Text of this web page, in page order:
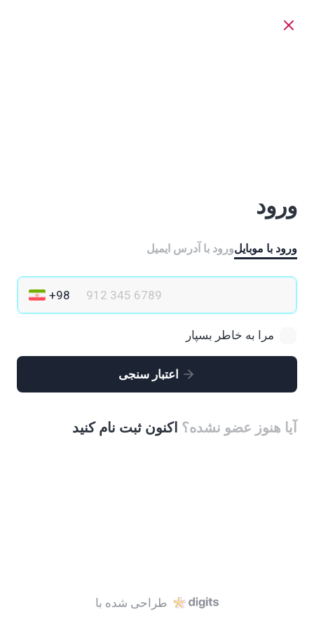
ورود
ورود با موبایلورود با ‫آدرس ایمیل
مرا به خاطر بسپار
اعتبار سنجی
آیا هنوز عضو نشده؟ اکنون ثبت نام کنید